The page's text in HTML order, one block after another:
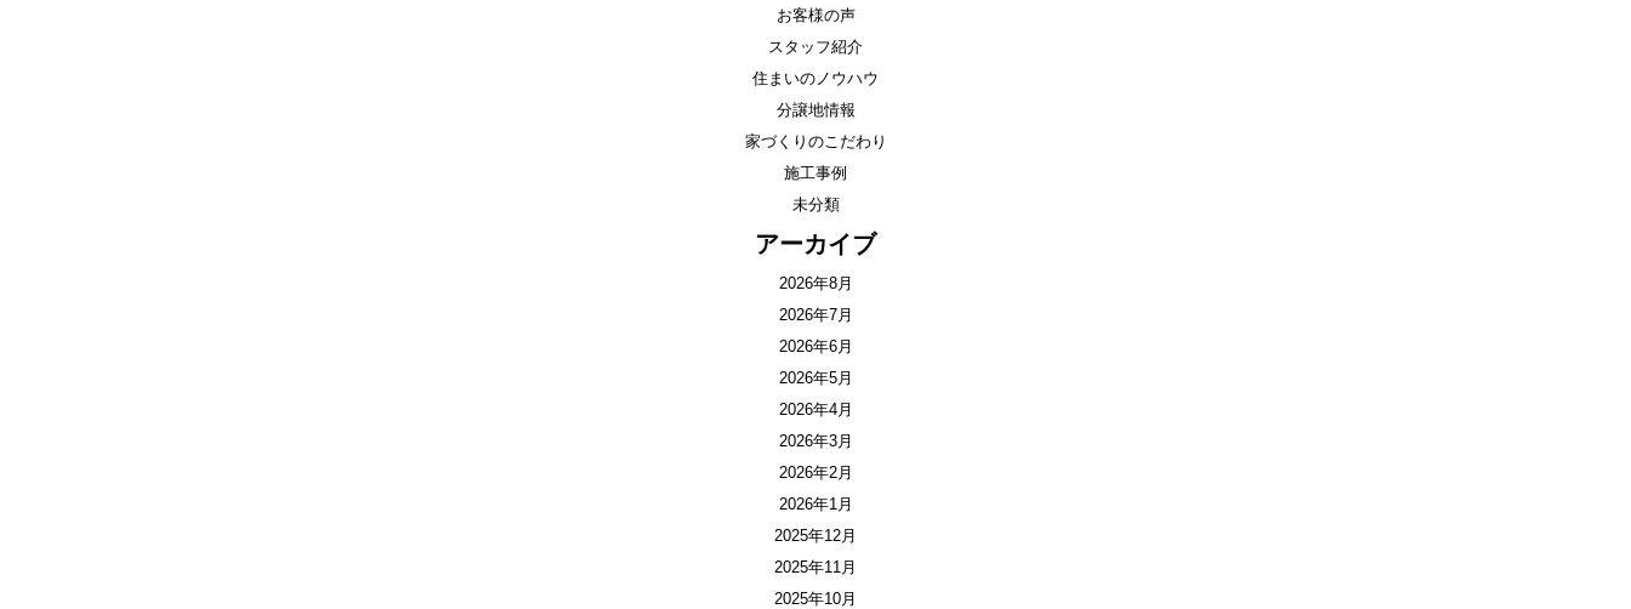
お客様の声
スタッフ紹介
住まいのノウハウ
分譲地情報
家づくりのこだわり
施工事例
未分類
アーカイブ
2026年8月
2026年7月
2026年6月
2026年5月
2026年4月
2026年3月
2026年2月
2026年1月
2025年12月
2025年11月
2025年10月